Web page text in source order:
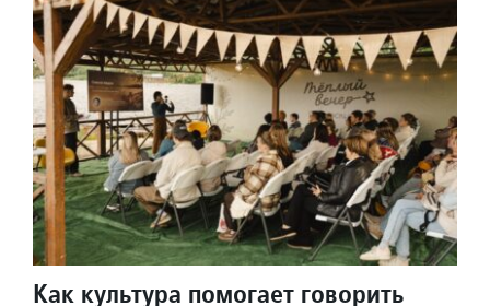
Как культура помогает говорить